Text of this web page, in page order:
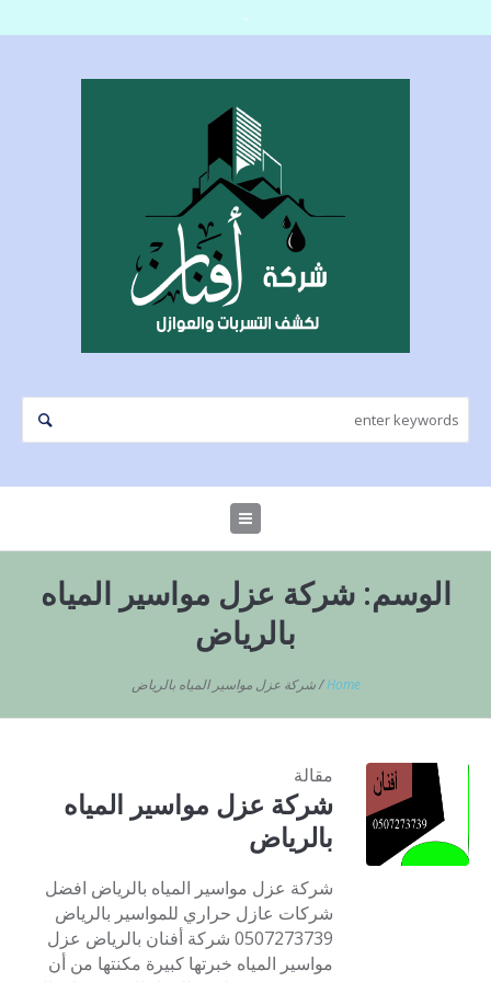
الوسم:شركة عزل مواسير المياه
بالرياض
Home
/شركة عزل مواسير المياه بالرياض
مقالة
شركة عزل مواسير المياه
بالرياض
شركة عزل مواسير المياه بالرياض افضل
شركات عازل حراري للمواسير بالرياض
0507273739 شركة أفنان بالرياض عزل
مواسير المياه خبرتها كبيرة مكنتها من أن